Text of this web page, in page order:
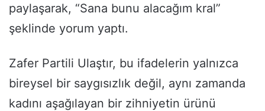
paylaşarak, “Sana bunu alacağım kral”
şeklinde yorum yaptı.
Zafer Partili Ulaştır, bu ifadelerin yalnızca
bireysel bir saygısızlık değil, aynı zamanda
kadını aşağılayan bir zihniyetin ürünü